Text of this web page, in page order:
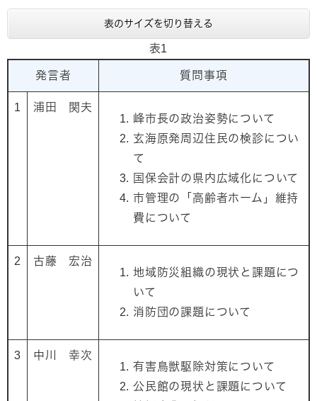
表のサイズを切り替える
表1
発言者 質問事項
1
浦田 関夫
峰市長の政治姿勢について
玄海原発周辺住民の検診につい
て
国保会計の県内広域化について
市管理の「高齢者ホーム」維持
費について
2
古藤 宏治
地域防災組織の現状と課題につ
いて
消防団の課題について
3
中川 幸次
有害鳥獣駆除対策について
公民館の現状と課題について